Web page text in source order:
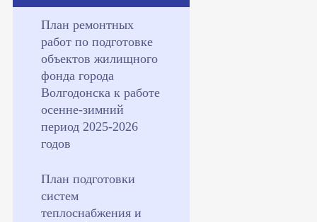
План ремонтных
работ по подготовке
объектов жилищного
фонда города
Волгодонска к работе
осенне-зимний
период 2025-2026
годов
План подготовки
систем
теплоснабжения и